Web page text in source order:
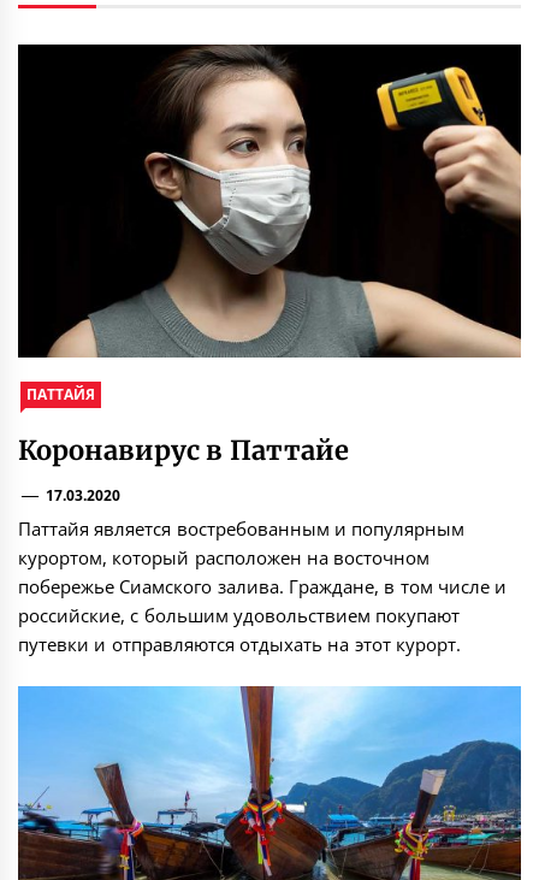
ПАТТАЙЯ
Коронавирус в Паттайе
17.03.2020
Паттайя является востребованным и популярным
курортом, который расположен на восточном
побережье Сиамского залива. Граждане, в том числе и
российские, с большим удовольствием покупают
путевки и отправляются отдыхать на этот курорт.